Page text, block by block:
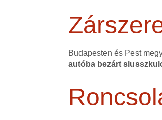
Budapesten és Pest
autóba bezárt